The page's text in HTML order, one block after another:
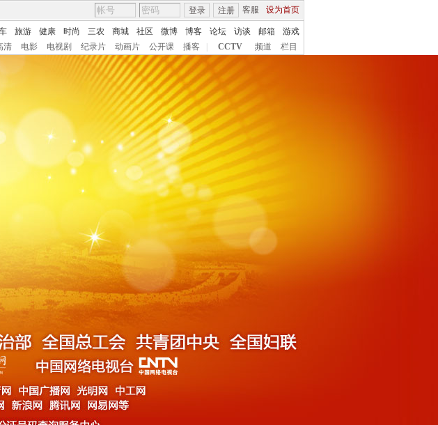
客服 设为首页
登录 注册
旅游 健康 时尚 三农 商城 社区 微博 博客 论坛 访谈 邮箱
游戏
清 电影 电视剧 纪录片 动画片 公开课 播客 CCTV 频道 栏目